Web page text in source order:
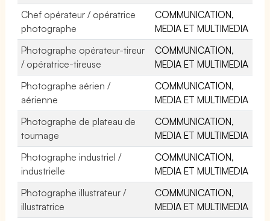
Chef opérateur / opératrice
photographe
COMMUNICATION,
MEDIA ET MULTIMEDIA
Photographe opérateur-tireur
/ opératrice-tireuse
COMMUNICATION,
MEDIA ET MULTIMEDIA
Photographe aérien /
aérienne
COMMUNICATION,
MEDIA ET MULTIMEDIA
Photographe de plateau de
tournage
COMMUNICATION,
MEDIA ET MULTIMEDIA
Photographe industriel /
industrielle
COMMUNICATION,
MEDIA ET MULTIMEDIA
Photographe illustrateur /
illustratrice
COMMUNICATION,
MEDIA ET MULTIMEDIA